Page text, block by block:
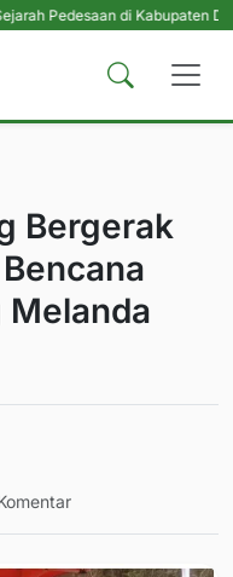
di Kabupaten Demak |
Bergerak
Melanda